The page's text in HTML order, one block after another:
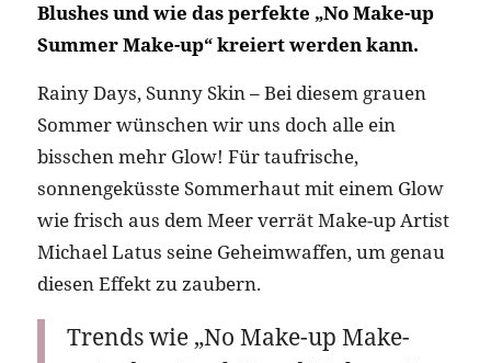
Blushes und wie das perfekte „No Make-up
Summer Make-up“ kreiert werden kann.
Rainy Days, Sunny Skin – Bei diesem grauen
Sommer wünschen wir uns doch alle ein
bisschen mehr Glow! Für taufrische,
sonnengeküsste Sommerhaut mit einem Glow
wie frisch aus dem Meer verrät Make-up Artist
Michael Latus seine Geheimwaffen, um genau
diesen Effekt zu zaubern.
Trends wie „No Make-up Make-